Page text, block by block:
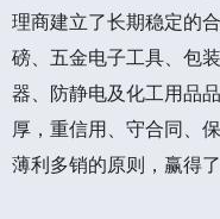
理商建立了长期稳定的
磅、五金电子工具、包
器、防静电及化工用品
厚，重信用、守合同、
薄利多销的原则，赢得